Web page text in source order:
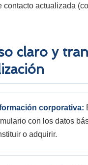
contacto actualizada
claro y
corporativa:
con los datos
o adquirir.